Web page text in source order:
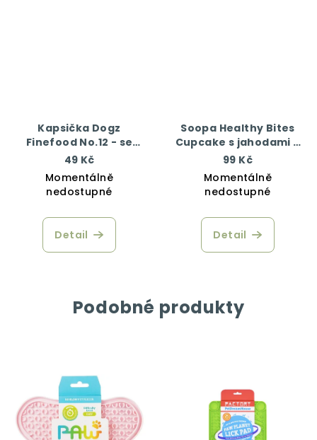
Kapsička Dogz
Finefood No.12 - se
zvěřinou a sledím
masem 100 g
49 Kč
Momentálně
nedostupné
Detail
Soopa Healthy Bites
Cupcake s jahodami a
kokosem 50 g
99 Kč
Momentálně
nedostupné
Detail
Podobné produkty